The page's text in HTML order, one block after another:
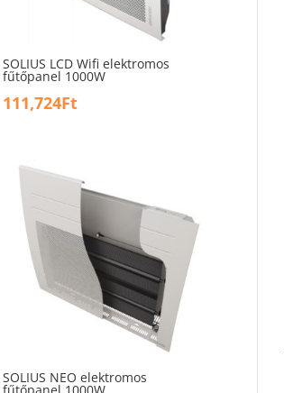
SOLIUS LCD Wifi elektromos
fűtőpanel 1000W
111,724Ft
SOLIUS NEO elektromos
fűtőpanel 1000W